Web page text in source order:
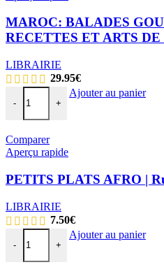
MAROC: BALADES
RECETTES ET ARTS
LIBRAIRIE
29.95€
- +
Ajouter au panier
Comparer
Aperçu rapide
PETITS PLATS AFRO |
LIBRAIRIE
7.50€
- +
Ajouter au panier